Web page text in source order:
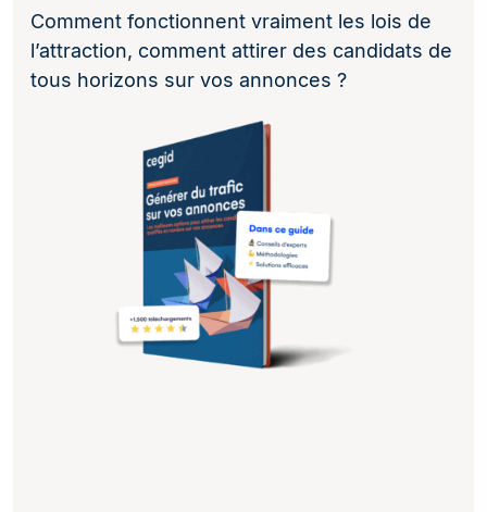
Comment fonctionnent vraiment les lois de
l’attraction, comment attirer des candidats de
tous horizons sur vos annonces ?